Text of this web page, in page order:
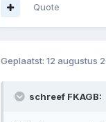
Quote
Geplaatst: 12 augustus
schreef FKAGB: